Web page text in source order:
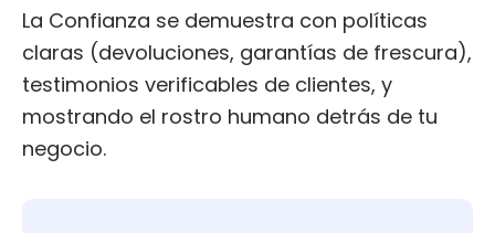
La Confianza se demuestra con políticas
claras (devoluciones, garantías de frescura),
testimonios verificables de clientes, y
mostrando el rostro humano detrás de tu
negocio.